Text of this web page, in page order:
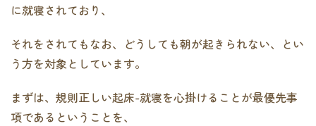
に就寝されており、
それをされてもなお、どうしても朝が起きられない、とい
う方を対象としています。
まずは、規則正しい起床-就寝を心掛けることが最優先事
項であるということを、